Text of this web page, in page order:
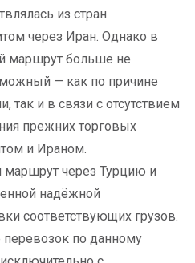
из стран
через Иран. Однако в
маршрут больше не
— как по причине
так и в связи с отсутствием
прежних торговых
и Ираном.
через Турцию и
надёжной
соответствующих грузов.
по данному